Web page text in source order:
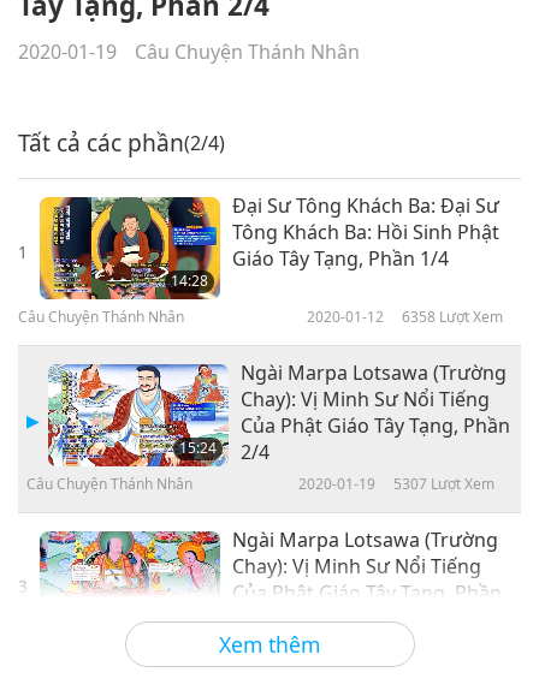
2020-01-19 Câu Chuyện Thánh Nhân
Xem thêm
Tất cả các phần(2/4)
1
14:28
Đại Sư Tông Khách Ba: Đại Sư
Tông Khách Ba: Hồi Sinh Phật
Giáo Tây Tạng, Phần 1/4
Câu Chuyện Thánh Nhân 2020-01-12 6358 Lượt Xem
15:24
Ngài Marpa Lotsawa (Trường
Chay): Vị Minh Sư Nổi Tiếng
Của Phật Giáo Tây Tạng, Phần
2/4
Câu Chuyện Thánh Nhân 2020-01-19 5307 Lượt Xem
3
Ngài Marpa Lotsawa (Trường
Chay): Vị Minh Sư Nổi Tiếng
Của Phật Giáo Tây Tạng, Phần
3/4
Câu Chuyện Thánh Nhân 2020-01-26 6436